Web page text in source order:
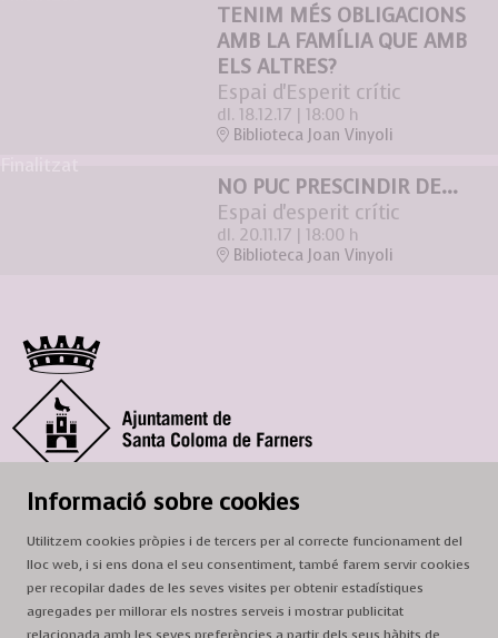
TENIM MÉS OBLIGACIONS
AMB LA FAMÍLIA QUE AMB
ELS ALTRES?
Espai d'Esperit crític
dl. 18.12.17 | 18:00 h
Biblioteca Joan Vinyoli
NO PUC PRESCINDIR DE...
Espai d'esperit crític
dl. 20.11.17 | 18:00 h
Biblioteca Joan Vinyoli
© Ajuntament de Santa Coloma de Farners
Adreça: c. del Prat, 16, 17430 Santa Coloma de Farners
A/e:cultura@scf.cat
Informació sobre cookies
Utilitzem cookies pròpies i de tercers per al correcte funcionament del
lloc web, i si ens dona el seu consentiment, també farem servir cookies
per recopilar dades de les seves visites per obtenir estadístiques
agregades per millorar els nostres serveis i mostrar publicitat